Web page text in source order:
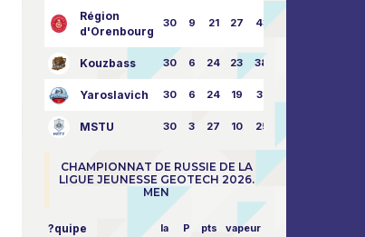
Région
d'Orenbourg
30 9 21 27 43:73
Kouzbass 30 6 24 23 38:76
Yaroslavich 30 6 24 19 31:80
MSTU 30 3 27 10 25:87
CHAMPIONNAT DE RUSSIE DE LA
LIGUE JEUNESSE GEOTECH 2026.
MEN
?quipe la P pts vapeur